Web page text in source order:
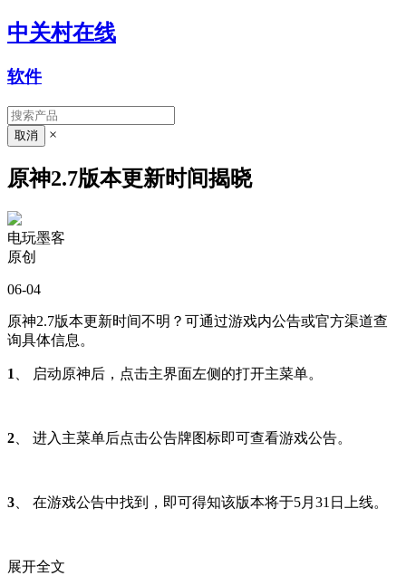
中关村在线
软件
×
原神2.7版本更新时间揭晓
电玩墨客
原创
06-04
原神2.7版本更新时间不明？可通过游戏内公告或官方渠道查
询具体信息。
1 、 启动原神后，点击主界面左侧的打开主菜单。
2 、 进入主菜单后点击公告牌图标即可查看游戏公告。
3 、 在游戏公告中找到，即可得知该版本将于5月31日上线。
展开全文